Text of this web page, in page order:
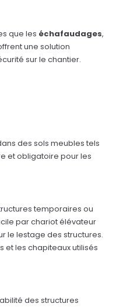
que les échafaudages,
une solution
sur le chantier.
des sols meubles tels
et obligatoire pour les
temporaires ou
par chariot élévateur
le lestage des structures.
et les chapiteaux utilisés
des structures